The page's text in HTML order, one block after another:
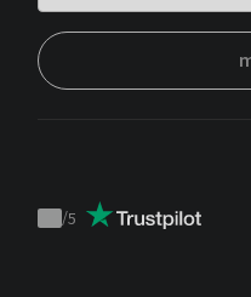
Trustpilot
/5